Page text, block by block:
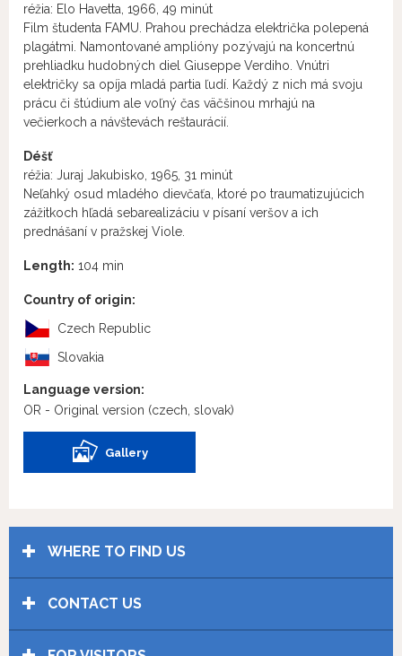
réžia: Elo Havetta, 1966, 49 minút
Film študenta FAMU. Prahou prechádza električka polepená
plagátmi. Namontované amplióny pozývajú na koncertnú
prehliadku hudobných diel Giuseppe Verdiho. Vnútri
električky sa opíja mladá partia ľudí. Každý z nich má svoju
prácu či štúdium ale voľný čas väčšinou mrhajú na
večierkoch a návštevách reštaurácií.
Déšť
réžia: Juraj Jakubisko, 1965, 31 minút
Neľahký osud mladého dievčaťa, ktoré po traumatizujúcich
zážitkoch hľadá sebarealizáciu v písaní veršov a ich
prednášaní v pražskej Viole.
Length: 104 min
Country of origin:
Czech Republic
Slovakia
Language version:
OR - Original version (czech, slovak)
Gallery
WHERE TO FIND US
CONTACT US